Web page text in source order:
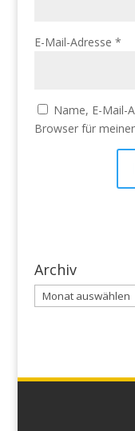
E-Mail-Adresse *
Name, E-Mail-
Browser für
Archiv
Archiv